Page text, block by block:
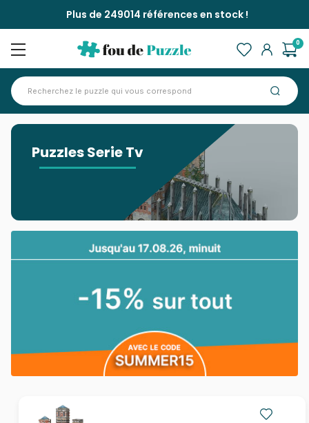
Plus de 249014 références en stock !
0
Puzzles Serie Tv